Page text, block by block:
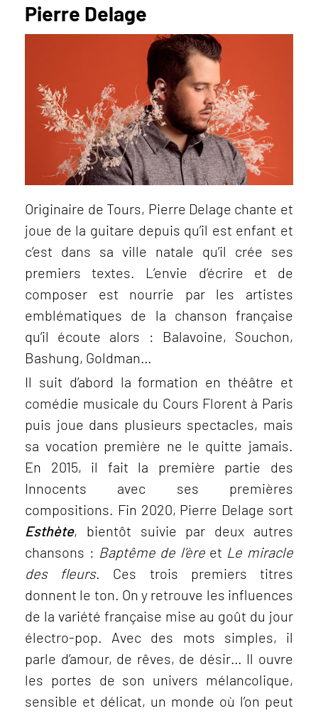
Pierre Delage
Originaire de Tours, Pierre Delage chante et
joue de la guitare depuis qu’il est enfant et
c’est dans sa ville natale qu’il crée ses
premiers textes. L’envie d’écrire et de
composer est nourrie par les artistes
emblématiques de la chanson française
qu’il écoute alors : Balavoine, Souchon,
Bashung, Goldman…
Il suit d’abord la formation en théâtre et
comédie musicale du Cours Florent à Paris
puis joue dans plusieurs spectacles, mais
sa vocation première ne le quitte jamais.
En 2015, il fait la première partie des
Innocents avec ses premières
compositions. Fin 2020, Pierre Delage sort
Esthète, bientôt suivie par deux autres
chansons : Baptême de l’èreet Le miracle
des fleurs. Ces trois premiers titres
donnent le ton. On y retrouve les influences
de la variété française mise au goût du jour
électro-pop. Avec des mots simples, il
parle d’amour, de rêves, de désir… Il ouvre
les portes de son univers mélancolique,
sensible et délicat, un monde où l’on peut